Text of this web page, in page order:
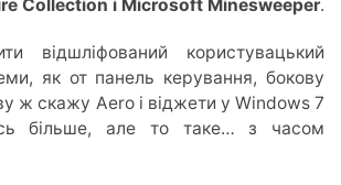
Collection і Microsoft Minesweeper.
відшліфований користувацький
як от панель керування, бокову
ж скажу Aero і віджети у Windows 7
більше, але то таке… з часом